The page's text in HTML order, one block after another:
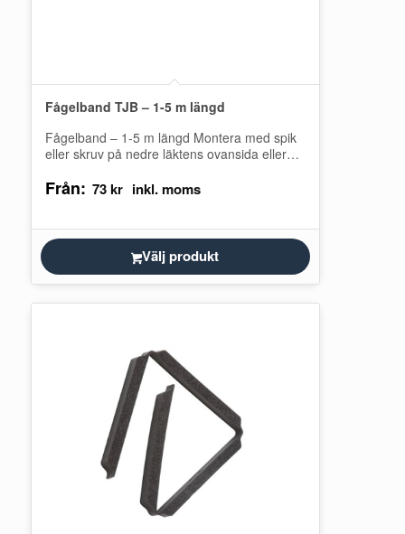
Fågelband TJB – 1-5 m längd
Fågelband – 1-5 m längd Montera med spik
eller skruv på nedre läktens ovansida eller
Från: 73kr
Välj produkt